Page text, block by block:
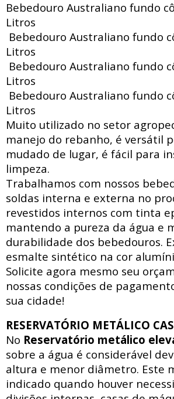
Bebedouro Australiano fundo
Litros
Bebedouro Australiano fundo
Litros
Bebedouro Australiano fundo
Litros
Bebedouro Australiano fundo
Litros
Muito utilizado no setor
manejo do rebanho, é versátil
mudado de lugar, é fácil para
limpeza.
Trabalhamos com nossos
soldas interna e externa no
revestidos internos com tinta
mantendo a pureza da água e
durabilidade dos bebedouros.
esmalte sintético na cor
Solicite agora mesmo seu
nossas condições de
sua cidade!
RESERVATÓRIO METÁLICO
No Reservatório metálico
sobre a água é considerável
altura e menor diâmetro. Este
indicado quando houver